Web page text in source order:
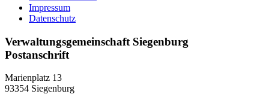
Impressum
Datenschutz
Verwaltungsgemeinschaft Siegenburg
Postanschrift
Marienplatz 13
93354 Siegenburg